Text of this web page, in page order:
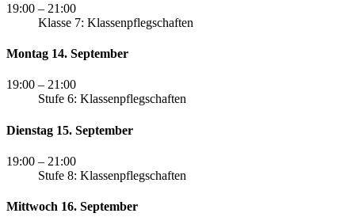
19:00 – 21:00
Klasse 7: Klassenpflegschaften
Montag 14. September
19:00 – 21:00
Stufe 6: Klassenpflegschaften
Dienstag 15. September
19:00 – 21:00
Stufe 8: Klassenpflegschaften
Mittwoch 16. September